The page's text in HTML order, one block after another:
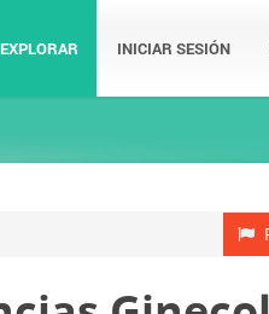
EXPLORAR INICIAR SESIÓN